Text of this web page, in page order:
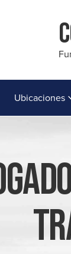
Ubicaciones